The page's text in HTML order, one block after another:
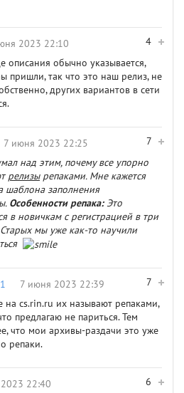
4
2023 22:10
описания обычно указывается,
пришли, так что это наш релиз, не
других вариантов в сети
7
7 июня 2023 22:25
над этим, почему все упорно
релизырепаками. Мне кажется
шаблона заполнения
Особенности репака:Это
в новичкам с регистрацией в три
мы уже как-то научили
7
7 июня 2023 22:39
на cs.rin.ru их называют репаками,
предлагаю не париться. Тем
что мои архивы-раздачи это уже
репаки.
6
22:40